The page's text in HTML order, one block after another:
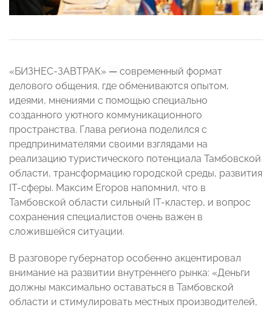
«БИЗНЕС-ЗАВТРАК» — современный формат
делового общения, где обмениваются опытом,
идеями, мнениями с помощью специально
созданного уютного коммуникационного
пространства. Глава региона поделился с
предпринимателями своими взглядами на
реализацию туристического потенциала Тамбовской
области, трансформацию городской среды, развития
IT-сферы. Максим Егоров напомнил, что в
Тамбовской области сильный IT-кластер, и вопрос
сохранения специалистов очень важен в
сложившейся ситуации.
В разговоре губернатор особенно акцентировал
внимание на развитии внутреннего рынка: «Деньги
должны максимально оставаться в Тамбовской
области и стимулировать местных производителей,